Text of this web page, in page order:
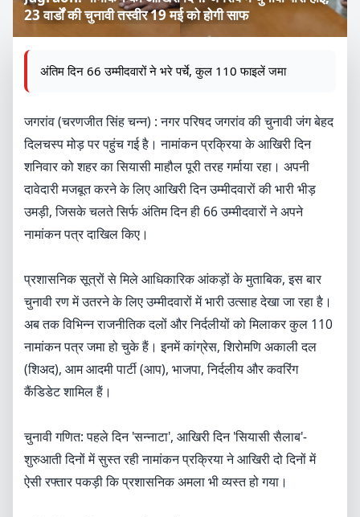
23 वार्डों की चुनावी तस्वीर 19 मई को होगी साफ
अंतिम दिन 66 उम्मीदवारों ने भरे पर्चे, ​कुल 110 फाइलें जमा
जगरांव (चरणजीत सिंह चन्न) : नगर परिषद जगरांव की चुनावी जंग बेहद
दिलचस्प मोड़ पर पहुंच गई है। नामांकन प्रक्रिया के आखिरी दिन
शनिवार को शहर का सियासी माहौल पूरी तरह गर्माया रहा। अपनी
दावेदारी मजबूत करने के लिए आखिरी दिन उम्मीदवारों की भारी भीड़
उमड़ी, जिसके चलते सिर्फ अंतिम दिन ही 66 उम्मीदवारों ने अपने
नामांकन पत्र दाखिल किए।
​प्रशासनिक सूत्रों से मिले आधिकारिक आंकड़ों के मुताबिक, इस बार
चुनावी रण में उतरने के लिए उम्मीदवारों में भारी उत्साह देखा जा रहा है।
अब तक विभिन्न राजनीतिक दलों और निर्दलीयों को मिलाकर कुल 110
नामांकन पत्र जमा हो चुके हैं। इनमें कांग्रेस, शिरोमणि अकाली दल
(शिअद), आम आदमी पार्टी (आप), भाजपा, निर्दलीय और कवरिंग
कैंडिडेट शामिल हैं।
चुनावी गणित: पहले दिन 'सन्नाटा', आखिरी दिन 'सियासी सैलाब'-​
शुरुआती दिनों में सुस्त रही नामांकन प्रक्रिया ने आखिरी दो दिनों में
ऐसी रफ्तार पकड़ी कि प्रशासनिक अमला भी व्यस्त हो गया।